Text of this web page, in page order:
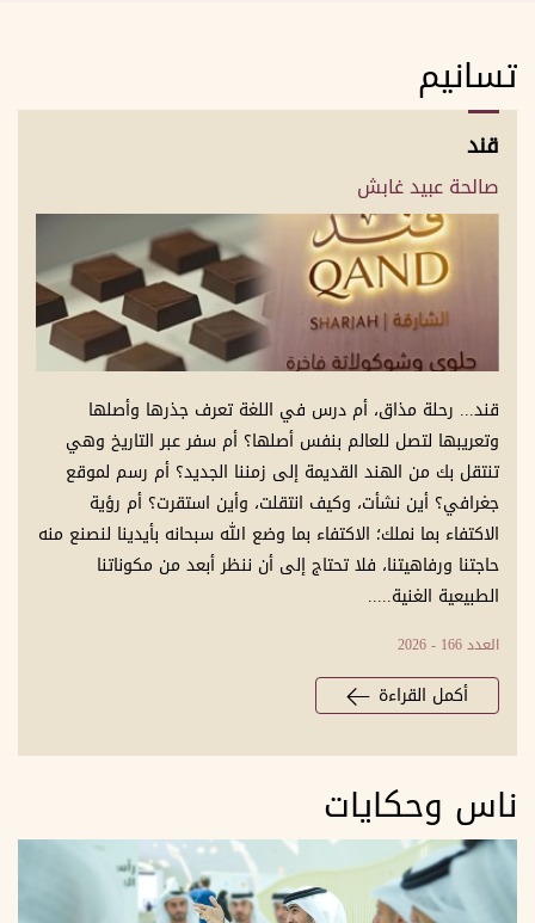
ناس وحكايات
تسانيم
قند
صالحة عبيد غابش
قند... رحلة مذاق، أم درس في اللغة تعرف جذرها وأصلها
وتعريبها لتصل للعالم بنفس أصلها؟ أم سفر عبر التاريخ وهي
تنتقل بك من الهند القديمة إلى زمننا الجديد؟ أم رسم لموقع
جغرافي؟ أين نشأت، وكيف انتقلت، وأين استقرت؟ أم رؤية
الاكتفاء بما نملك؛ الاكتفاء بما وضع الله سبحانه بأيدينا لنصنع منه
حاجتنا ورفاهيتنا، فلا تحتاج إلى أن ننظر أبعد من مكوناتنا
الطبيعية الغنية.....
العدد 166 - 2026
أكمل القراءة